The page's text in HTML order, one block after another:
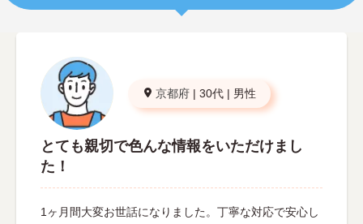
京都府 | 30代 | 男性
とても親切で色んな情報をいただけまし
た！
1ヶ月間大変お世話になりました。丁寧な対応で安心し